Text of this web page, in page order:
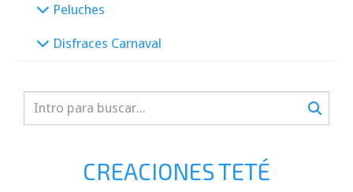
Peluches
Disfraces Carnaval
CREACIONES TETÉ